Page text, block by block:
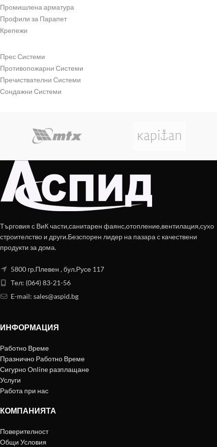
Промишлена арматура
Профили за Парапет
Крепежи
Прес Системи
Противопожарни Системи
Пречиствателни Системи
Сондажни Системи
Търговия с ВиК части,санитарен фаянс,отопление,вентилация,сухо
строителство и други.Безспорен лидер на пазара с качествени
продукти за дома.
5800 гр.Плевен , бул.Русе 117
Тел: (064) 83-21-56
E-mail: sales@aspid.bg
ИНФОРМАЦИЯ
Работно Време
Празнично Работно Време
Сигурно Online разплащане
Услуги
Работа при нас
КОМПАНИЯТА
Поверителност
Общи Условия